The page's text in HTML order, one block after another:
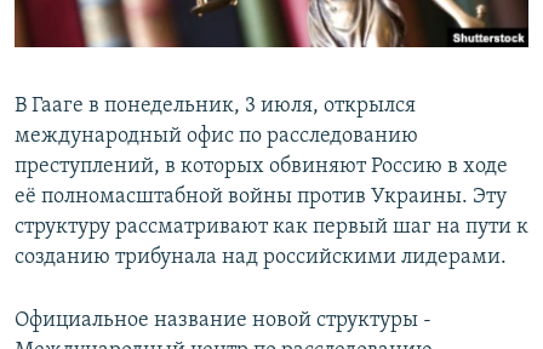
Все сайты РСЕ/РС
В Гааге в понедельник, 3 июля, открылся
международный офис по расследованию
преступлений, в которых обвиняют Россию в ходе
её полномасштабной войны против Украины. Эту
структуру рассматривают как первый шаг на пути к
созданию трибунала над российскими лидерами.
Официальное название новой структуры -